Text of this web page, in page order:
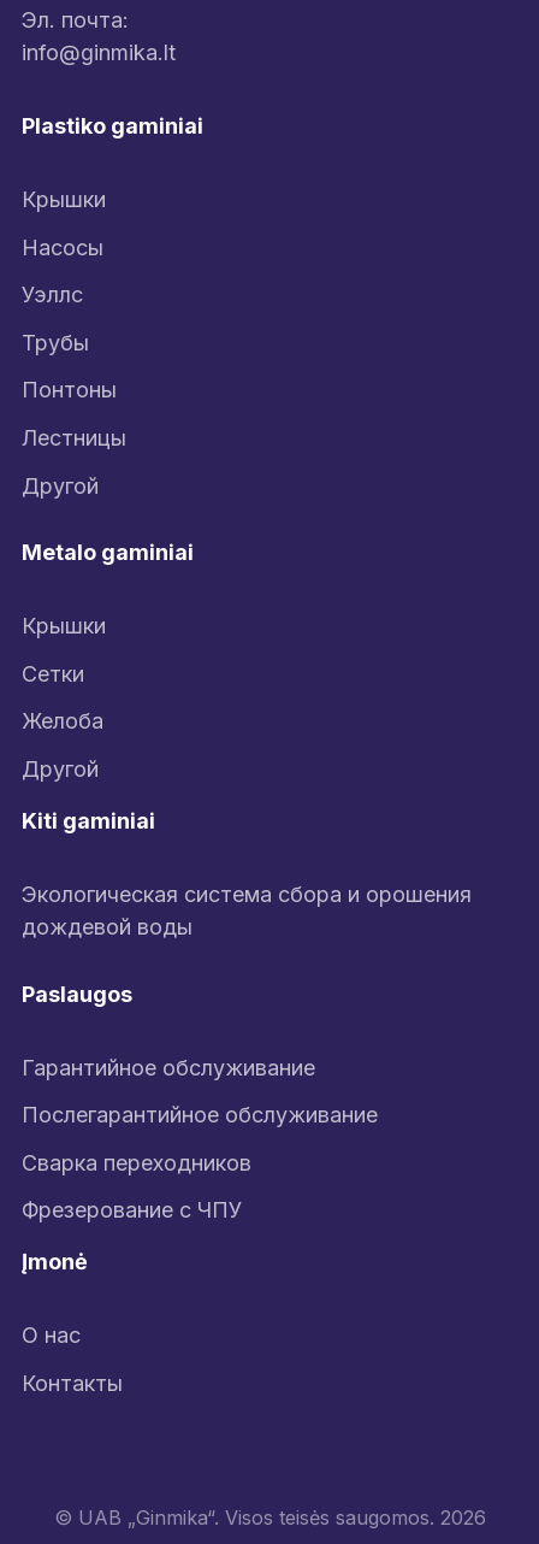
Эл. почта:
info@ginmika.lt
Plastiko gaminiai
Крышки
Насосы
Уэллс
Трубы
Понтоны
Лестницы
Другой
Metalo gaminiai
Крышки
Сетки
Желоба
Другой
Kiti gaminiai
Экологическая система сбора и орошения
дождевой воды
Paslaugos
Гарантийное обслуживание
Послегарантийное обслуживание
Сварка переходников
Фрезерование с ЧПУ
Įmonė
О нас
Контакты
© UAB „Ginmika“. Visos teisės saugomos. 2026